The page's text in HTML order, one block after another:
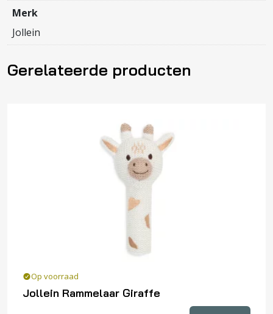
Merk
Jollein
Gerelateerde producten
Op voorraad
Jollein Rammelaar Giraffe